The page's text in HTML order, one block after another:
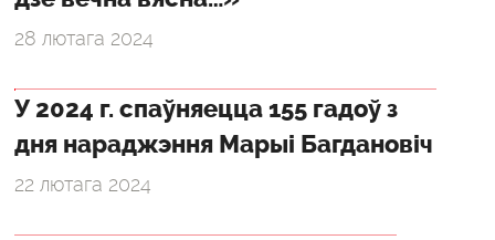
28 лютага 2024
У 2024 г. спаўняецца 155 гадоў з
дня нараджэння Марыі Багдановіч
22 лютага 2024